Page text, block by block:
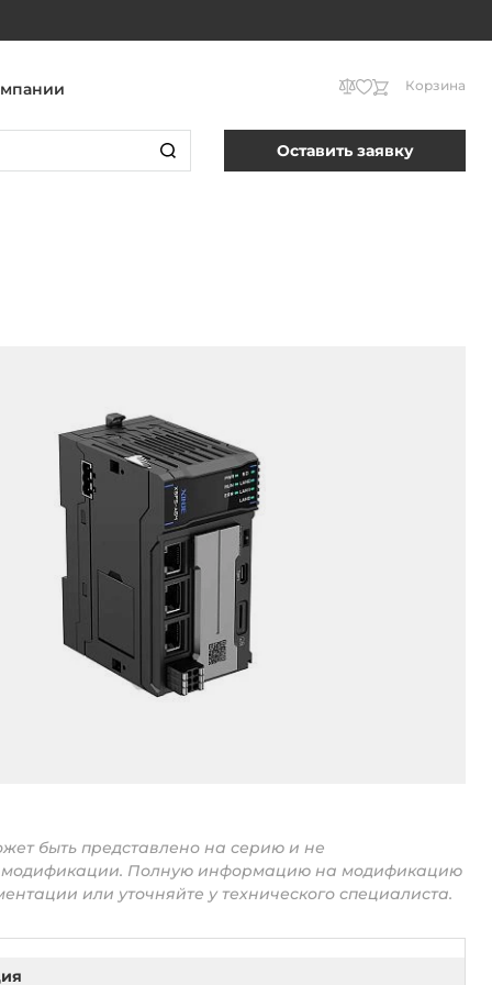
Корзина
Оставить заявку
быть представлено на серию и не
модификации. Полную информацию на модификацию
или уточняйте у технического специалиста.